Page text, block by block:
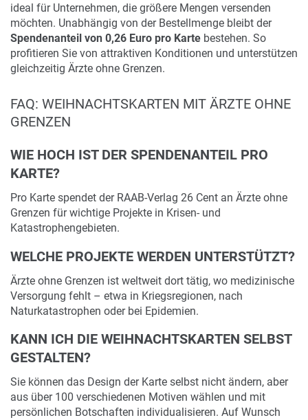
ideal für Unternehmen, die größere Mengen versenden
möchten. Unabhängig von der Bestellmenge bleibt der
Spendenanteil von 0,26 Euro pro Karte bestehen. So
profitieren Sie von attraktiven Konditionen und unterstützen
gleichzeitig Ärzte ohne Grenzen.
FAQ: WEIHNACHTSKARTEN MIT ÄRZTE OHNE
GRENZEN
WIE HOCH IST DER SPENDENANTEIL PRO
KARTE?
Pro Karte spendet der RAAB-Verlag 26 Cent an Ärzte ohne
Grenzen für wichtige Projekte in Krisen- und
Katastrophengebieten.
WELCHE PROJEKTE WERDEN UNTERSTÜTZT?
Ärzte ohne Grenzen ist weltweit dort tätig, wo medizinische
Versorgung fehlt – etwa in Kriegsregionen, nach
Naturkatastrophen oder bei Epidemien.
KANN ICH DIE WEIHNACHTSKARTEN SELBST
GESTALTEN?
Sie können das Design der Karte selbst nicht ändern, aber
aus über 100 verschiedenen Motiven wählen und mit
persönlichen Botschaften individualisieren. Auf Wunsch